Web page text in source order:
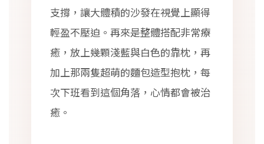
支撐，讓大體積的沙發在視覺上顯得
輕盈不壓迫。再來是整體搭配非常療
癒，放上幾顆淺藍與白色的靠枕，再
加上那兩隻超萌的麵包造型抱枕，每
次下班看到這個角落，心情都會被治
癒。